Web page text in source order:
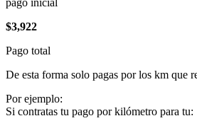
$3,922
Pago total
De esta forma solo pagas por los km que
Por ejemplo:
Si contratas tu pago por kilómetro para tu: